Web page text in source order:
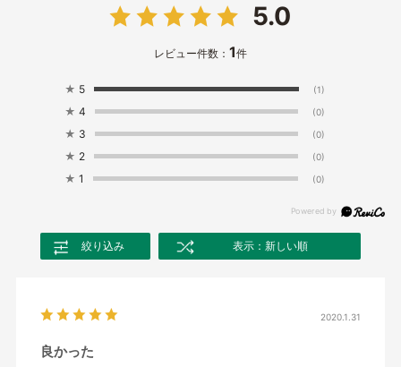
5.0
レビュー件数： 1件
★ 5 (1)
★ 4 (0)
★ 3 (0)
★ 2 (0)
★ 1 (0)
絞り込み 表示：新しい順
2020.1.31
良かった